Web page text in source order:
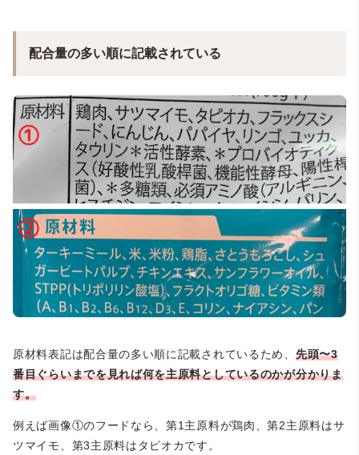
配合量の多い順に記載されている
原材料表記は配合量の多い順に記載されているため、 先頭〜3
番目ぐらいまでを見れば何を主原料としているのかが分かりま
す。
例えば画像①のフードなら、第1主原料が鶏肉、第2主原料はサ
ツマイモ、第3主原料はタピオカです。